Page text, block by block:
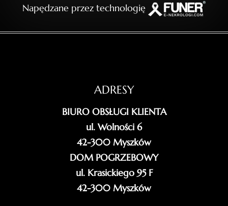
Napędzane przez technologię
ADRESY
BIURO OBSŁUGI KLIENTA
ul. Wolności 6
42-300 Myszków
DOM POGRZEBOWY
ul. Krasickiego 95 F
42-300 Myszków